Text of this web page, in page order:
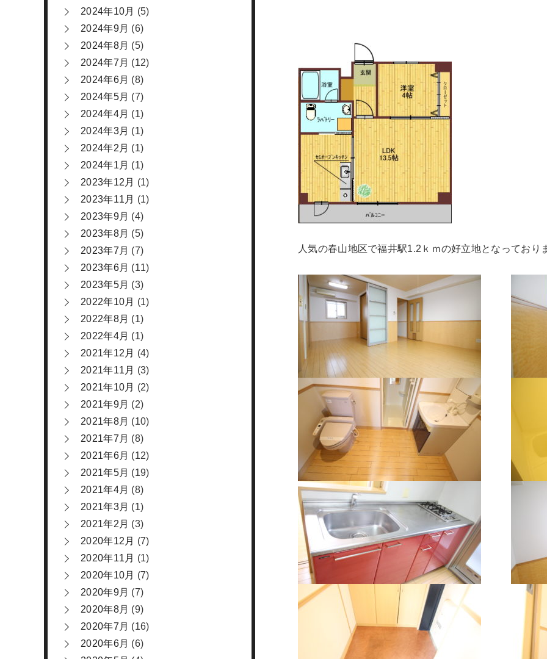
人気の春山地区で福井駅1.2ｋｍの好立地となっており
2024年10月 (5)
2024年9月 (6)
2024年8月 (5)
2024年7月 (12)
2024年6月 (8)
2024年5月 (7)
2024年4月 (1)
2024年3月 (1)
2024年2月 (1)
2024年1月 (1)
2023年12月 (1)
2023年11月 (1)
2023年9月 (4)
2023年8月 (5)
2023年7月 (7)
2023年6月 (11)
2023年5月 (3)
2022年10月 (1)
2022年8月 (1)
2022年4月 (1)
2021年12月 (4)
2021年11月 (3)
2021年10月 (2)
2021年9月 (2)
2021年8月 (10)
2021年7月 (8)
2021年6月 (12)
2021年5月 (19)
2021年4月 (8)
2021年3月 (1)
2021年2月 (3)
2020年12月 (7)
2020年11月 (1)
2020年10月 (7)
2020年9月 (7)
2020年8月 (9)
2020年7月 (16)
2020年6月 (6)